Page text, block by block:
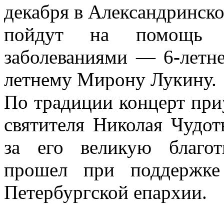
декабря в
пойдут на помощь
заболеваниями — 6-
летнему Мирону Лукину.
По традиции концерт
святителя Николая
за его великую
прошел при
Петербургской епархии.